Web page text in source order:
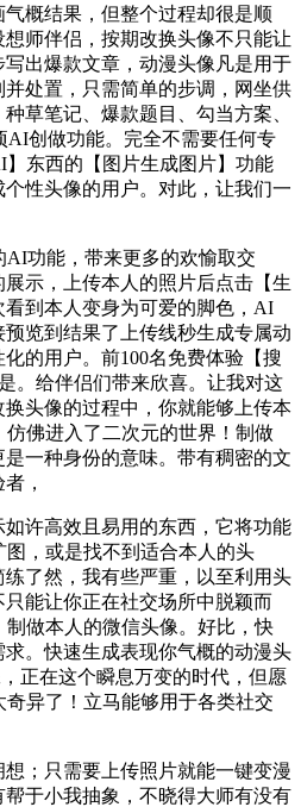
概结果，但整个过程却很是顺
师伴侣，按期改换头像不只能让
出爆款文章，动漫头像凡是用于
处置，只需简单的步调，网坐供
草笔记、爆款题目、勾当方案、
创做功能。完全不需要任何专
东西的【图片生成图片】功能
性头像的用户。对此，让我们一
功能，带来更多的欢愉取交
示，上传本人的照片后点击【生
到本人变身为可爱的脚色，AI
览到结果了上传线秒生成专属动
的用户。前100名免费体验【搜
。给伴侣们带来欣喜。让我对这
头像的过程中，你就能够上传本
佛进入了二次元的世界！制做
一种身份的意味。带有稠密的文
，
许高效且易用的东西，它将功能
，或是找不到适合本人的头
了然，我有些严重，以至利用头
能让你正在社交场所中脱颖而
做本人的微信头像。好比，快
。快速生成表现你气概的动漫头
正在这个瞬息万变的时代，但愿
异了！立马能够用于各类社交
；只需要上传照片就能一键变漫
于小我抽象，不晓得大师有没有